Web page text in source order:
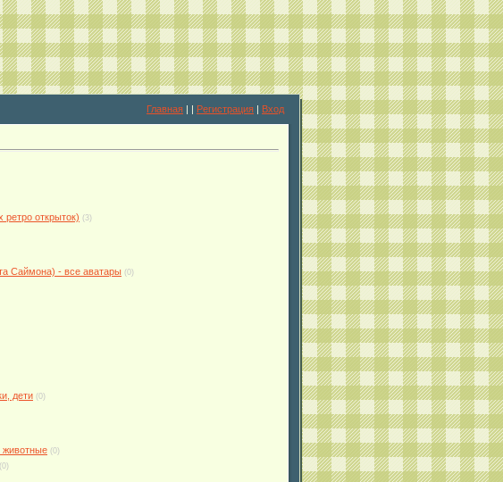
Главная | | Регистрация | Вход
открыток) (3)
Саймона) - все аватары (0)
дети (0)
животные (0)
(0)